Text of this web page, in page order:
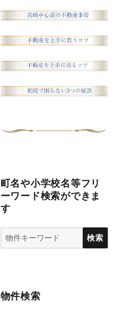
町名や小学校名等フリ
ーワード検索ができま
す
物
件
ー
物件検索